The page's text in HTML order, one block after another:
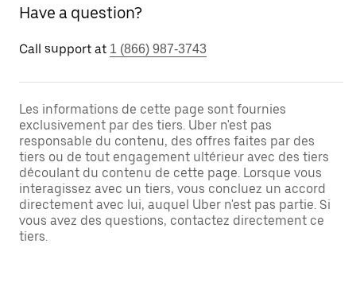
Have a question?
Call support at 1 (866) 987-3743
Les informations de cette page sont fournies
exclusivement par des tiers. Uber n'est pas
responsable du contenu, des offres faites par des
tiers ou de tout engagement ultérieur avec des tiers
découlant du contenu de cette page. Lorsque vous
interagissez avec un tiers, vous concluez un accord
directement avec lui, auquel Uber n'est pas partie. Si
vous avez des questions, contactez directement ce
tiers.